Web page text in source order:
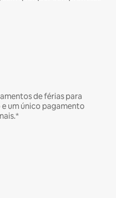
de férias para
um único pagamento